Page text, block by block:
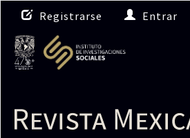
N
a
v
e
g
i
ó
Registrarse Entrar